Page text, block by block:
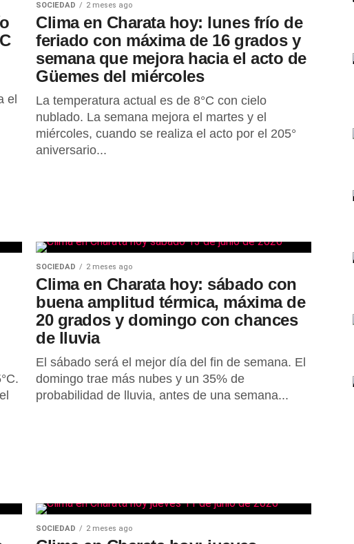
el
SOCIEDAD 2 meses ago
Clima en Charata hoy: lunes frío de
feriado con máxima de 16 grados y
semana que mejora hacia el acto de
Güemes del miércoles
La temperatura actual es de 8°C con cielo
nublado. La semana mejora el martes y el
miércoles, cuando se realiza el acto por el 205°
aniversario...
SOCIEDAD 2 meses ago
Clima en Charata hoy: sábado con
buena amplitud térmica, máxima de
20 grados y domingo con chances
de lluvia
El sábado será el mejor día del fin de semana. El
domingo trae más nubes y un 35% de
probabilidad de lluvia, antes de una semana...
SOCIEDAD 2 meses ago